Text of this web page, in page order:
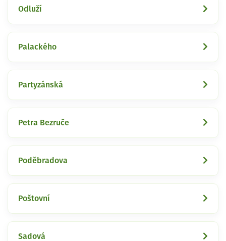
Odluží
Palackého
Partyzánská
Petra Bezruče
Poděbradova
Poštovní
Sadová